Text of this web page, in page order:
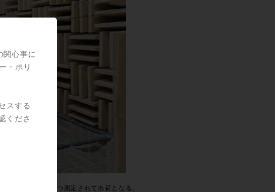
と併用で1台づつ測定されて出荷となる。
関心事に
・ポリ
スする
くださ